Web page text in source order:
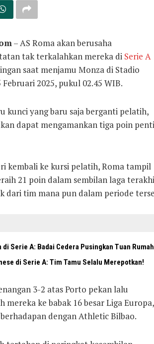
– AS Roma akan berusaha
tak terkalahkan mereka di Serie A
saat menjamu Monza di Stadio
Februari 2025, pukul 02.45 WIB.
kunci yang baru saja berganti pelatih,
dapat mengamankan tiga poin
kembali ke kursi pelatih, Roma tampil
21 poin dalam sembilan laga
dari tim mana pun dalam periode
Serie A: Badai Cedera Pusingkan Tuan
di Serie A: Tim Tamu Selalu Merepotkan!
3-2 atas Porto pekan lalu
mereka ke babak 16 besar Liga
dengan Athletic Bilbao.